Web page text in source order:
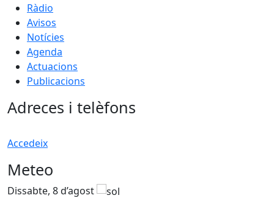
Ràdio
Avisos
Notícies
Agenda
Actuacions
Publicacions
Adreces i telèfons
Accedeix
Meteo
Dissabte, 8 d’agost